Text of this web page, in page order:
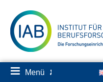
zum
Inhalt
≡ Menü ✘